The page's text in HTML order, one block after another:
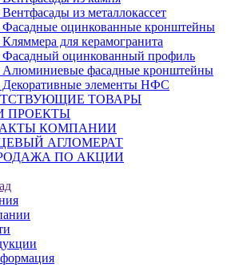
Вентфасады из металлокассет
Фасадные оцинкованные кронштейны
Кляммера для керамогранита
Фасадный оцинкованный профиль
Алюминиевые фасадные кронштейны
Декоративные элементы НФС
ТОВАРЫ
ПРОЕКТЫ
КОМПАНИИ
АГЛОМЕРАТ
ПО АКЦИИ